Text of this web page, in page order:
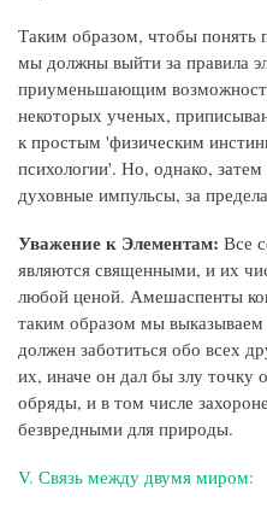
Таким образом, чтобы понять
мы должны выйти за правила
приуменьшающим
некоторых ученых,
к простым 'физическим
психологии'. Но, однако,
духовные импульсы, за
Уважение к Элементам: Все
являются священными, и их
любой ценой. Амешаспенты
таким образом мы
должен заботиться обо всех
их, иначе он дал бы злу точку
обряды, и в том числе
безвредными для природы.
V. Связь между двумя миром: